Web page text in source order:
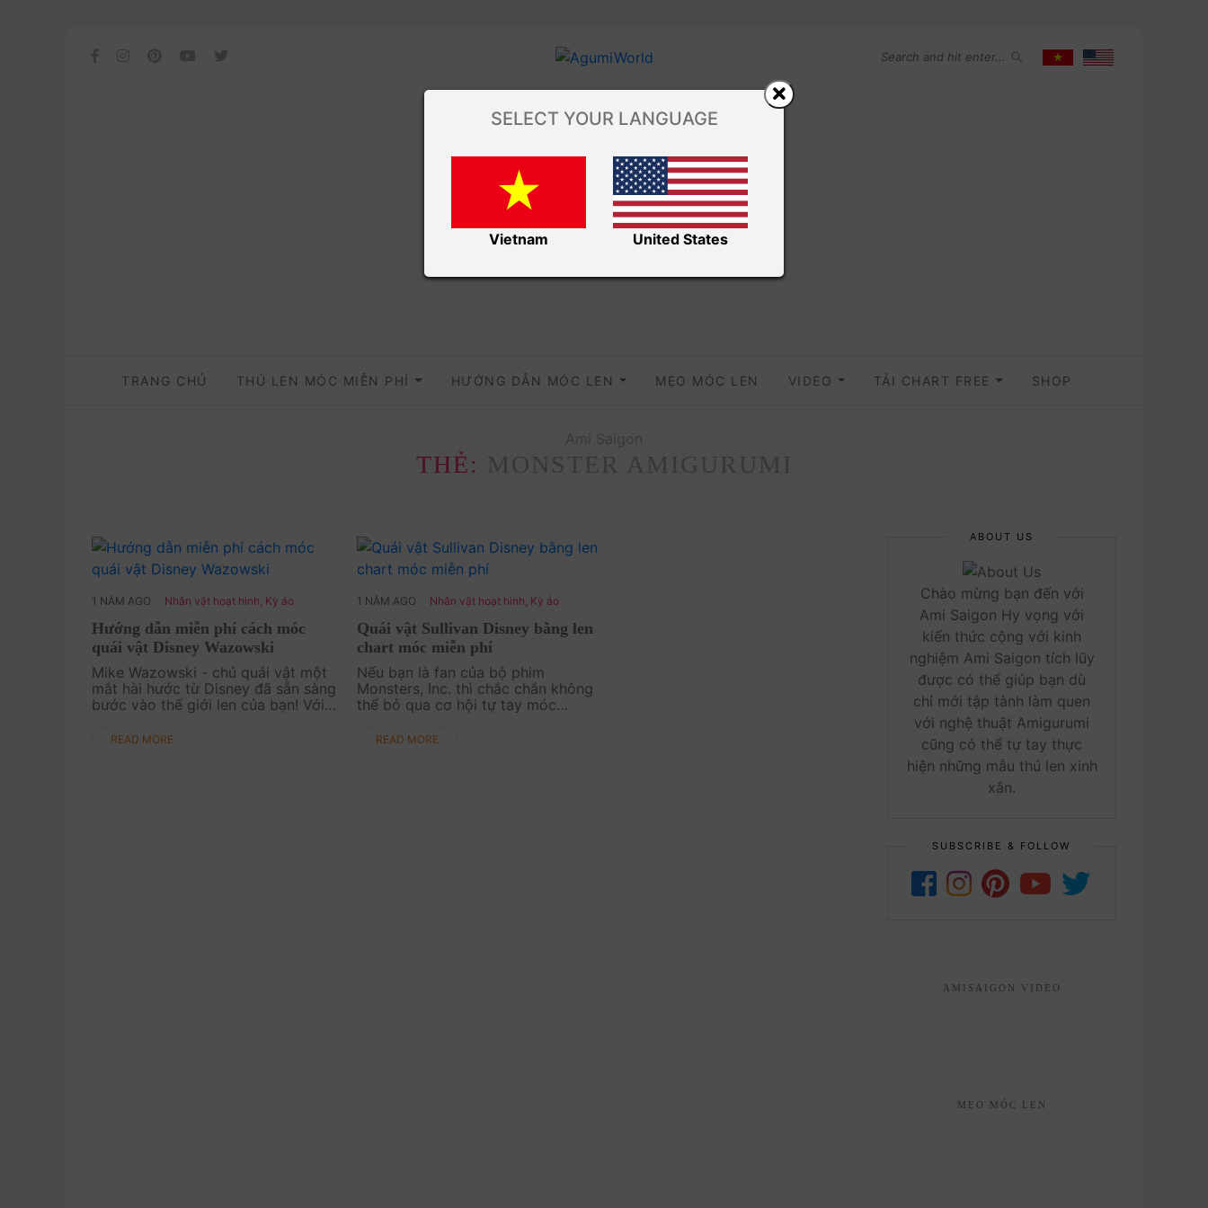
TRANG CHỦ THÚ LEN MÓC MIỄN PHÍ HƯỚNG DẪN MÓC LEN MẸO MÓC LEN VIDEO TẢI CHART FREE SHOP
THẺ:
1 NĂM AGO Nhân vật hoạt hình Kỳ ảo
Hướng dẫn miễn phí cách móc
quái vật Disney Wazowski
Mike Wazowski - chú quái vật một
mắt hài hước từ Disney đã sẵn sàng
bước vào thế giới len của bạn! Với
bạn sẽ tạo ra một phiên bản Mike
READ MORE
1 NĂM AGO Nhân vật hoạt hình Kỳ ảo
Quái vật Sullivan Disney bằng len
chart móc miễn phí
Nếu bạn là fan của bộ phim
Monsters, Inc. thì chắc chắn không
thể bỏ qua cơ hội tự tay móc
cực kỳ đáng yêu từ len. Chart móc
READ MORE
ABOUT US
Chào mừng bạn đến với
Ami Saigon Hy vọng với
kiến thức cộng với kinh
nghiệm Ami Saigon tích lũy
được có thể giúp bạn dù
chỉ mới tập tành làm quen
với nghệ thuật Amigurumi
cũng có thể tự tay thực
hiện những mẫu thú len xinh
xắn.
SUBSCRIBE & FOLLOW
AMISAIGON VIDEO
MẸO MÓC LEN
SELECT YOUR LANGUAGE
Vietnam United States